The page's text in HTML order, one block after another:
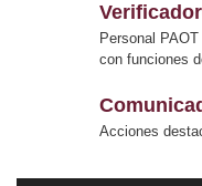
Personal
con funciones
Acciones